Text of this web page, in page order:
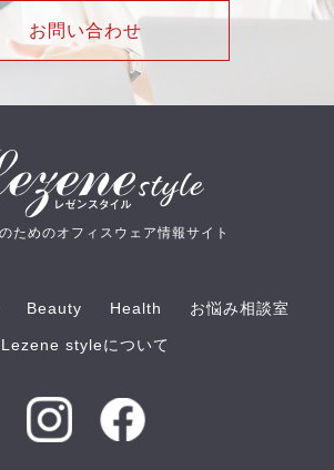
お問い合わせ
ためのオフィスウェア情報サイト
Beauty Health お悩み相談室
Lezene styleについて